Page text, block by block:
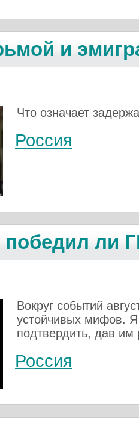
и
Что означает
Россия
победил ли
Вокруг событий
устойчивых мифов. Я
подтвердить, дав им
Россия